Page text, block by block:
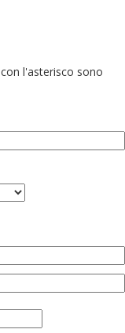
l'asterisco sono